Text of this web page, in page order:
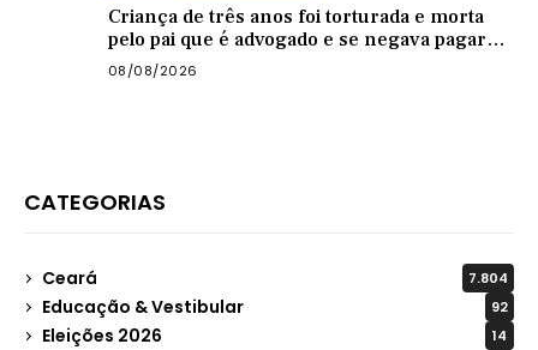
Criança de três anos foi torturada e morta
pelo pai que é advogado e se negava pagar
pensão
08/08/2026
CATEGORIAS
Ceará 7.804
Educação & Vestibular 92
Eleições 2026 14